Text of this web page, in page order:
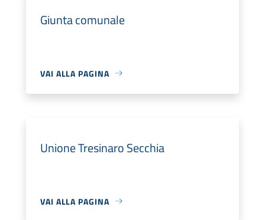
Giunta comunale
VAI ALLA PAGINA
Unione Tresinaro Secchia
VAI ALLA PAGINA